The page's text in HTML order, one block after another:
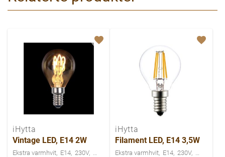
iHytta
Vintage LED, E14 2W
Ekstra varmhvit E14 230V
iHytta
Filament LED, E14 3,5W
Ekstra varmhvit E14 230V